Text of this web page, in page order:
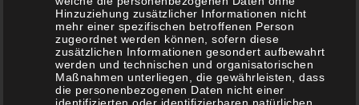
NEUESTE KOMMENTARE
Hinzuziehung zusätzlicher Informationen nicht
mehr einer spezifischen betroffenen Person
zugeordnet werden können, sofern diese
zusätzlichen Informationen gesondert aufbewahrt
werden und technischen und organisatorischen
Maßnahmen unterliegen, die gewährleisten, dass
die personenbezogenen Daten nicht einer